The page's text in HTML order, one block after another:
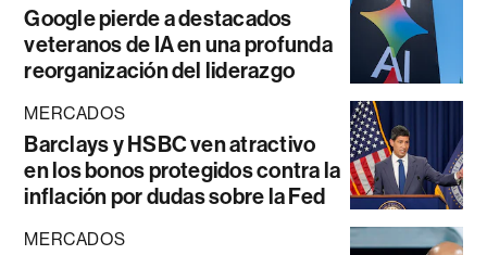
Google pierde a destacados
veteranos de IA en una profunda
reorganización del liderazgo
MERCADOS
Barclays y HSBC ven atractivo
en los bonos protegidos contra la
inflación por dudas sobre la Fed
MERCADOS